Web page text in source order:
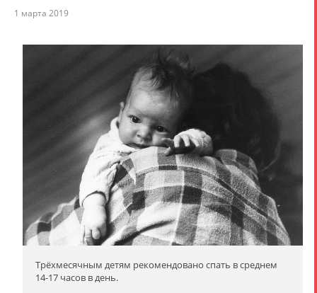
1 марта 2019
Трёхмесячным детям рекомендовано спать в среднем
14-17 часов в день.